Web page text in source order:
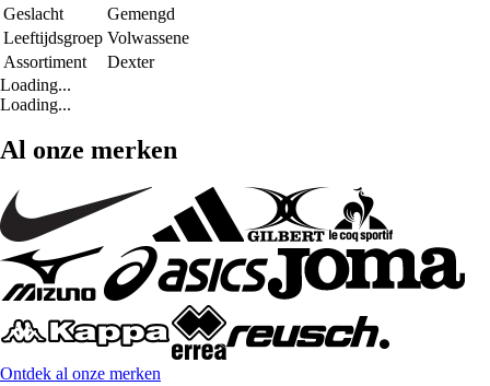
Geslacht
Gemengd
Leeftijdsgroep Volwassene
Assortiment
Dexter
Loading...
Loading...
Al onze merken
Ontdek al onze merken